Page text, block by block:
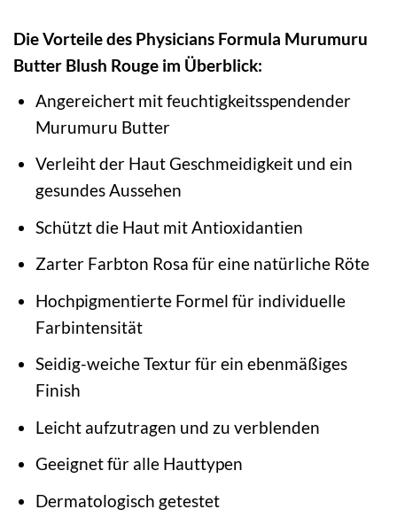
Die Vorteile des Physicians Formula Murumuru
Butter Blush Rouge im Überblick:
Angereichert mit feuchtigkeitsspendender
Murumuru Butter
Verleiht der Haut Geschmeidigkeit und ein
gesundes Aussehen
Schützt die Haut mit Antioxidantien
Zarter Farbton Rosa für eine natürliche Röte
Hochpigmentierte Formel für individuelle
Farbintensität
Seidig-weiche Textur für ein ebenmäßiges
Finish
Leicht aufzutragen und zu verblenden
Geeignet für alle Hauttypen
Dermatologisch getestet